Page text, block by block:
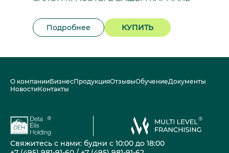
Подробнее КУПИТЬ
О компанииБизнесПродукцияОтзывыОбучениеДокументы
НовостиКонтакты
Свяжитесь с нами: будни с 10:00 до 18:00